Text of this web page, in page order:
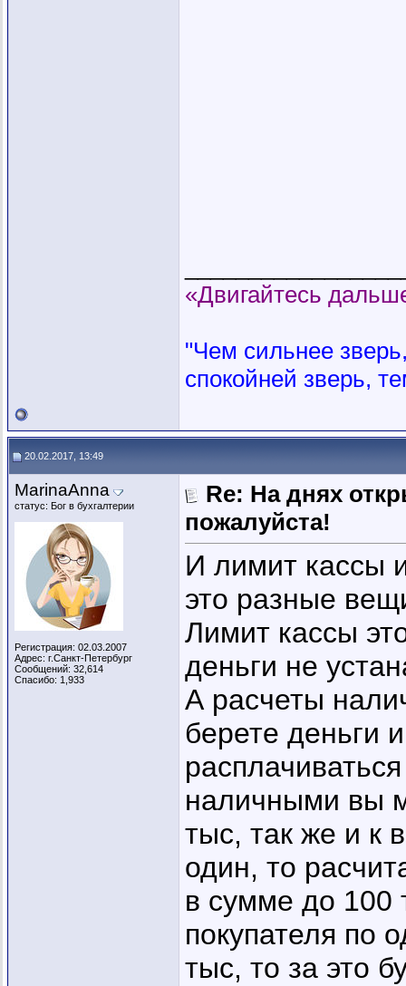
«Двигайтесь
"Чем сильнее
спокойней зверь,
20.02.2017, 13:49
MarinaAnna
статус: Бог в бухгалтерии
Регистрация: 02.03.2007
Адрес: г.Санкт-Петербург
Сообщений: 32,614
Спасибо: 1,933
Re: На днях
пожалуйста!
И лимит кассы
это разные
Лимит кассы
деньги не
А расчеты
берете деньги
наличными вы
тыс, так же и к
один, то
в сумме до 100
покупателя по
тыс, то за это